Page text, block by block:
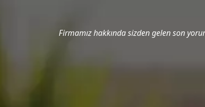
Firmamız hakkında sizden gelen son